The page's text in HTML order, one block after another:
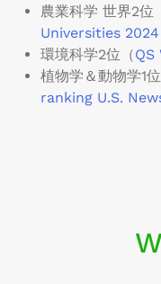
農業科学 世界2位
Universities 2024
環境科学2位（QS
植物学＆動物学1
ranking U.S.